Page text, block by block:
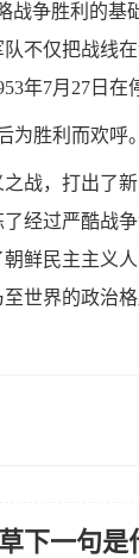
战争胜利的基
不仅把战线
年7月27日在
为胜利而欢呼。
战，打出了
经过严酷战
鲜民主主义
世界的政治格
下一句是